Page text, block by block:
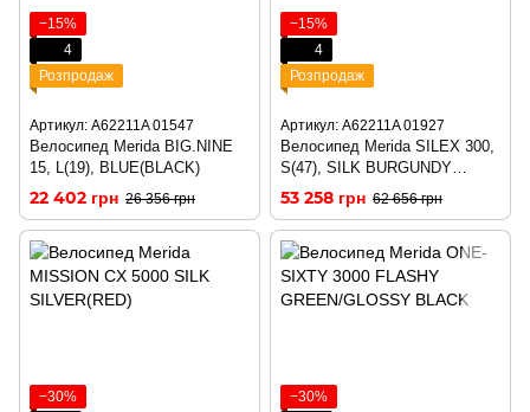
−15%
4
Розпродаж
Артикул: A62211A 01547
Велосипед Merida BIG.NINE
15, L(19), BLUE(BLACK)
22 402 грн 26 356 грн
−15%
4
Розпродаж
Артикул: A62211A 01927
Велосипед Merida SILEX 300,
S(47), SILK BURGUNDY
RED(BLACK)
53 258 грн 62 656 грн
−30%
−30%